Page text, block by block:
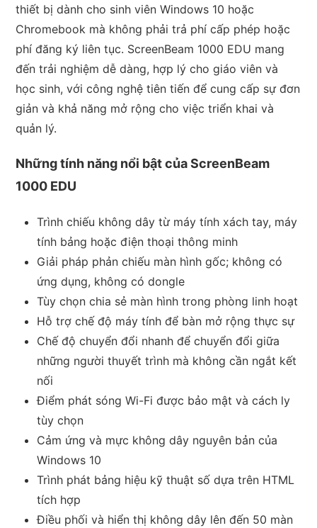
thiết bị dành cho sinh viên Windows 10 hoặc
Chromebook mà không phải trả phí cấp phép hoặc
phí đăng ký liên tục. ScreenBeam 1000 EDU mang
đến trải nghiệm dễ dàng, hợp lý cho giáo viên và
học sinh, với công nghệ tiên tiến để cung cấp sự đơn
giản và khả năng mở rộng cho việc triển khai và
quản lý.
Những tính năng nổi bật của ScreenBeam
1000 EDU
Trình chiếu không dây từ máy tính xách tay, máy
tính bảng hoặc điện thoại thông minh
Giải pháp phản chiếu màn hình gốc; không có
ứng dụng, không có dongle
Tùy chọn chia sẻ màn hình trong phòng linh hoạt
Hỗ trợ chế độ máy tính để bàn mở rộng thực sự
Chế độ chuyển đổi nhanh để chuyển đổi giữa
những người thuyết trình mà không cần ngắt kết
nối
Điểm phát sóng Wi-Fi được bảo mật và cách ly
tùy chọn
Cảm ứng và mực không dây nguyên bản của
Windows 10
Trình phát bảng hiệu kỹ thuật số dựa trên HTML
tích hợp
Điều phối và hiển thị không dây lên đến 50 màn